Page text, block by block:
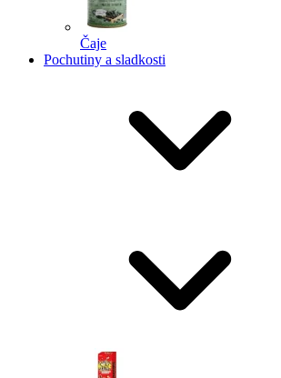
Čaje
Pochutiny a sladkosti